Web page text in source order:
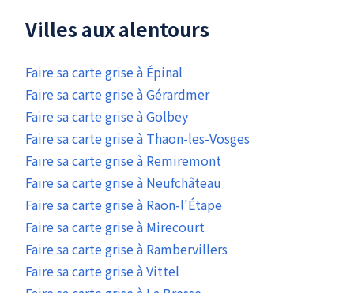
Villes aux alentours
Faire sa carte grise à Épinal
Faire sa carte grise à Gérardmer
Faire sa carte grise à Golbey
Faire sa carte grise à Thaon-les-Vosges
Faire sa carte grise à Remiremont
Faire sa carte grise à Neufchâteau
Faire sa carte grise à Raon-l'Étape
Faire sa carte grise à Mirecourt
Faire sa carte grise à Rambervillers
Faire sa carte grise à Vittel